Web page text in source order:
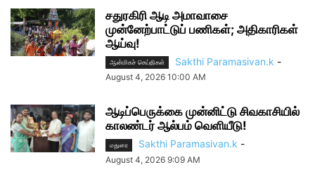
சதுரகிரி ஆடி அமாவாசை
முன்னேற்பாட்டுப் பணிகள்; அதிகாரிகள்
ஆய்வு!
ஆன்மிகச் செய்திகள் Sakthi Paramasivan.k -
August 4, 2026 10:00 AM
ஆடிப்பெருக்கை முன்னிட்டு சிவகாசியில்
காலண்டர் ஆல்பம் வெளியீடு!
மதுரை Sakthi Paramasivan.k -
August 4, 2026 9:09 AM